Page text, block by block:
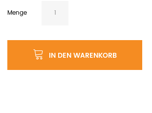
Menge
IN DEN WARENKORB